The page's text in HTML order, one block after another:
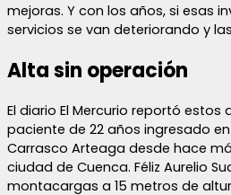
mejoras. Y con los años, si esas
servicios se van deteriorando y
Alta sin operación
El diario El Mercurio reportó estos
paciente de 22 años ingresado
Carrasco Arteaga desde hace
ciudad de Cuenca. Féliz Aurelio
montacargas a 15 metros de